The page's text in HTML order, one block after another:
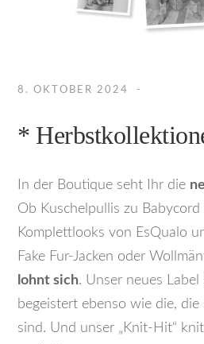
8. OKTOBER 2024
*
In der Boutique seht Ihr die
Ob Kuschelpullis zu
Komplettlooks von EsQualo
Fake Fur-Jacken oder
lohnt sich. Unser neues
begeistert ebenso wie die,
sind. Und unser „Knit-Hit“